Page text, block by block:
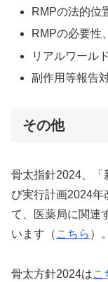
RMPの法的位
RMPの必要性
リアルワール
副作用等報告
その他
骨太指針2024、「
び実行計画2024年
て、医薬局に関連
います（ こちら ）。
骨太方針2024はこ